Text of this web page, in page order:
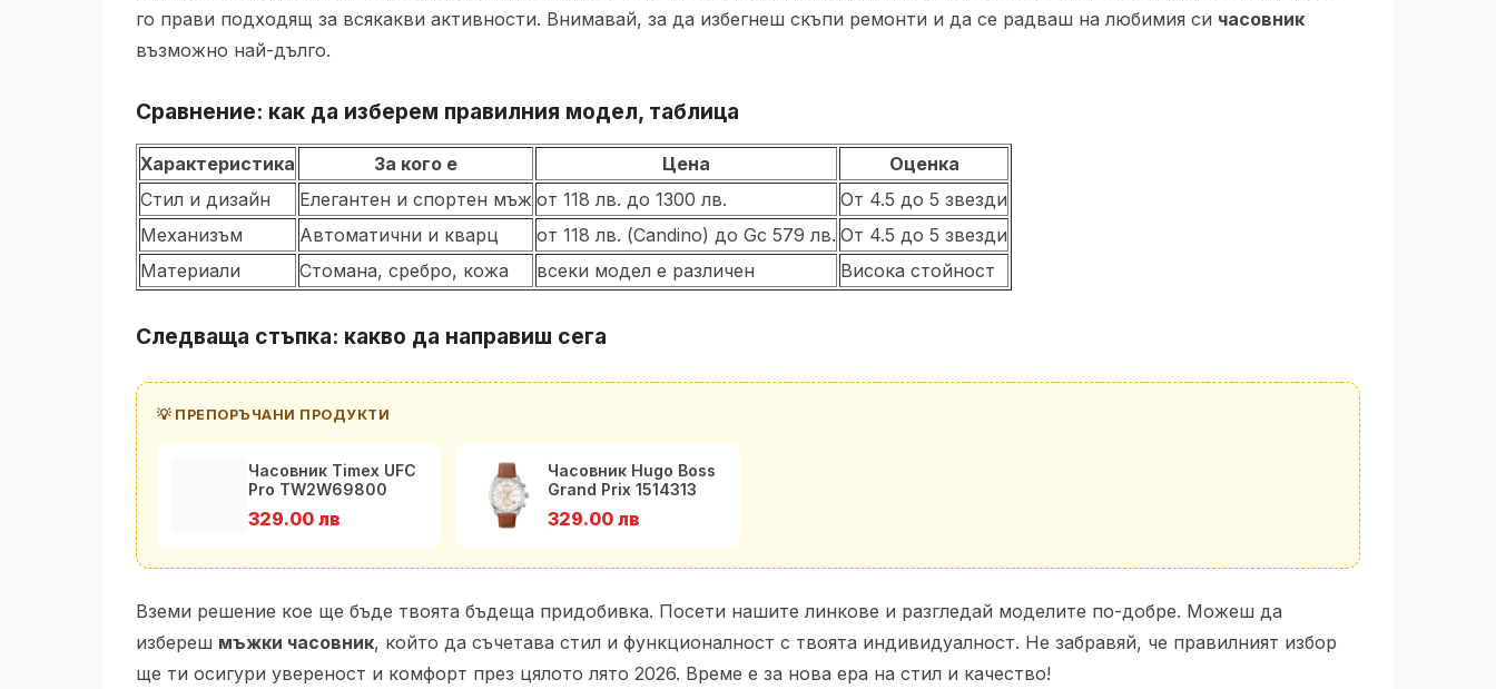
го прави подходящ за всякакви активности. Внимавай, за да избегнеш скъпи ремонти и да се радваш на любимия си часовник
възможно най-дълго.
Сравнение: как да изберем правилния модел, таблица
Характеристика За кого е Цена
Оценка
Стил и дизайн
Елегантен и спортен мъж от 118 лв. до 1300 лв.
От 4.5 до 5 звезди
Механизъм
Автоматични и кварц от 118 лв. (Candino) до Gc 579 лв. От 4.5 до 5 звезди
Материали
Стомана, сребро, кожа всеки модел е различен Висока стойност
Следваща стъпка: какво да направиш сега
💡 ПРЕПОРЪЧАНИ ПРОДУКТИ
Часовник Timex UFC
Pro TW2W69800
329.00 лв
Часовник Hugo Boss
Grand Prix 1514313
329.00 лв
Вземи решение кое ще бъде твоята бъдеща придобивка. Посети нашите линкове и разгледай моделите по-добре. Можеш да
избереш мъжки часовник, който да съчетава стил и функционалност с твоята индивидуалност. Не забравяй, че правилният избор
ще ти осигури увереност и комфорт през цялото лято 2026. Време е за нова ера на стил и качество!